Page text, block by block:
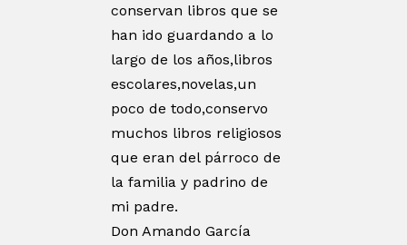
conservan libros que se
han ido guardando a lo
largo de los años,libros
escolares,novelas,un
poco de todo,conservo
muchos libros religiosos
que eran del párroco de
la familia y padrino de
mi padre.
Don Amando García